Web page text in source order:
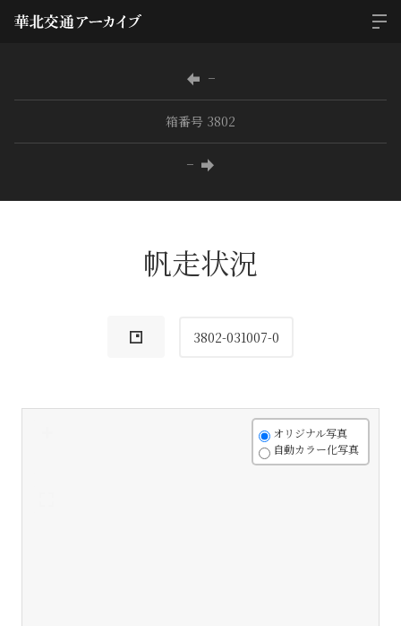
−
箱番号 3802
−
帆走状況
3802-031007-0
オリジナル写真
自動カラー化写真